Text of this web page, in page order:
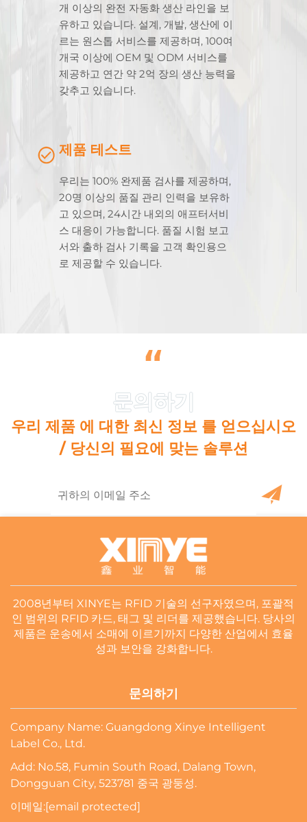
개 이상의 완전 자동화 생산 라인을 보
유하고 있습니다. 설계, 개발, 생산에 이
르는 원스톱 서비스를 제공하며, 100여
개국 이상에 OEM 및 ODM 서비스를
제공하고 연간 약 2억 장의 생산 능력을
갖추고 있습니다.
제품 테스트
우리는 100% 완제품 검사를 제공하며,
20명 이상의 품질 관리 인력을 보유하
고 있으며, 24시간 내외의 애프터서비
스 대응이 가능합니다. 품질 시험 보고
서와 출하 검사 기록을 고객 확인용으
로 제공할 수 있습니다.
“
우리 제품 에 대한 최신 정보 를 얻으십시오
/ 당신의 필요에 맞는 솔루션
2008년부터 XINYE는 RFID 기술의 선구자였으며, 포괄적
인 범위의 RFID 카드, 태그 및 리더를 제공했습니다. 당사의
제품은 운송에서 소매에 이르기까지 다양한 산업에서 효율
성과 보안을 강화합니다.
문의하기
Company Name: Guangdong Xinye Intelligent
Label Co., Ltd.
Add: No.58, Fumin South Road, Dalang Town,
Dongguan City, 523781 중국 광둥성.
이메일:[email protected]